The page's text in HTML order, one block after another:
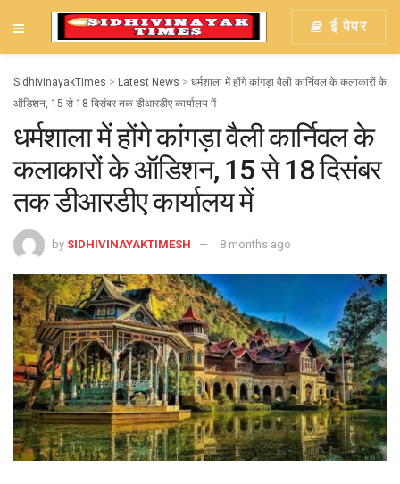
ई पेपर
SidhivinayakTimes > Latest News > धर्मशाला में होंगे कांगड़ा वैली कार्निवल के कलाकारों के
ऑडिशन, 15 से 18 दिसंबर तक डीआरडीए कार्यालय में
धर्मशाला में होंगे कांगड़ा वैली कार्निवल के
कलाकारों के ऑडिशन, 15 से 18 दिसंबर
तक डीआरडीए कार्यालय में
by SIDHIVINAYAKTIMESH 8 months ago